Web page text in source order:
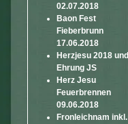
02.07.2018
Baon Fest
Fieberbrunn
17.06.2018
Herzjesu 2018 und
Ehrung JS
Herz Jesu
Feuerbrennen
09.06.2018
Fronleichnam inkl.